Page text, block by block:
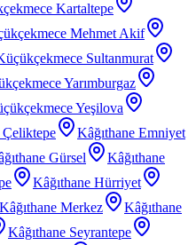
Kartaltepe
Mehmet Akif
Sultanmurat
Yarımburgaz
Yeşilova
Çeliktepe
Kâğıthane Emniyet
Gürsel
Kâğıthane
Kâğıthane Hürriyet
Kâğıthane Merkez
Kâğıthane
Kâğıthane Seyrantepe